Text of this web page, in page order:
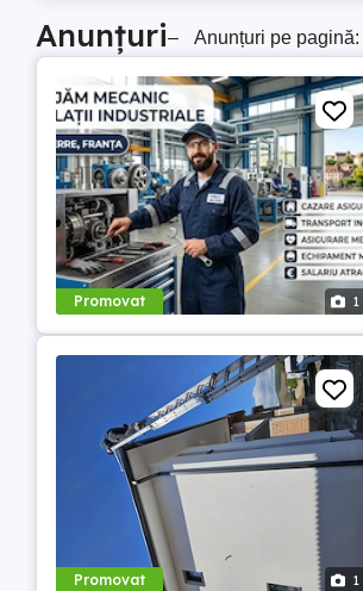
Anunțuri– Anunțuri pe pagină:
Promovat 1
Promovat 1